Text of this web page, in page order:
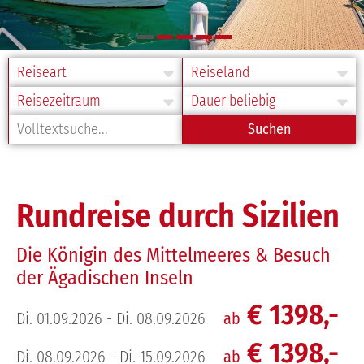
Service
Bus buchen
Gruppenreise
Unsere Reisen
Über uns
Geschichte
Fuhrpark
JOBS
Kontakt
Reiseart
Reiseland
Reisezeitraum
Reisedauer
Volltextsuche
Rundreise durch Sizilien
Die Königin des Mittelmeeres & Besuch
der Ägadischen Inseln
Di. 01.09.2026 - Di. 08.09.2026 ab € 1398,-
Di. 08.09.2026 - Di. 15.09.2026 ab € 1398,-